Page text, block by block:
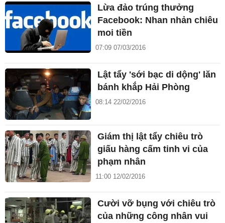
Lừa đảo trúng thưởng
Facebook: Nhan nhản chiêu
moi tiền
07:09 07/03/2016
Lật tẩy 'sới bạc di dộng' lăn
bánh khắp Hải Phòng
08:14 22/02/2016
Giám thị lật tẩy chiêu trò
giấu hàng cấm tinh vi của
phạm nhân
11:00 12/02/2016
Cười vỡ bụng với chiêu trò
của những công nhân vui